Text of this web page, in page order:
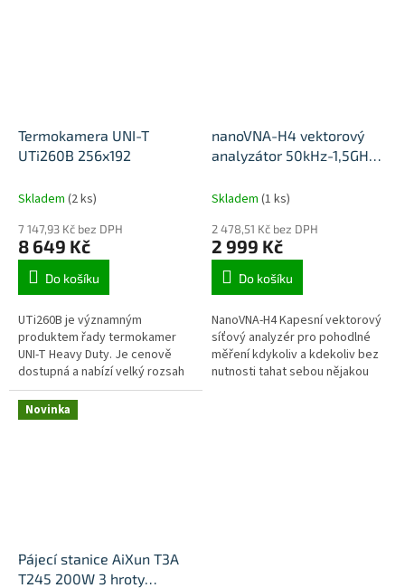
Termokamera UNI-T
UTi260B 256x192
Skladem (2 ks)
7 147,93 Kč bez DPH
8 649 Kč
Do košíku
UTi260B je významným
produktem řady termokamer
UNI-T Heavy Duty. Je cenově
dostupná a nabízí velký rozsah
teplot: -20℃~550℃. Má
rozlišení: 256×192 pixelů a
obsahuje 7 barevných...
nanoVNA-H4 vektorový
analyzátor 50kHz-1,5GHz
Skladem (1 ks)
2 478,51 Kč bez DPH
2 999 Kč
Do košíku
NanoVNA-H4 Kapesní vektorový
síťový analyzér pro pohodlné
měření kdykoliv a kdekoliv bez
nutnosti tahat sebou nějakou
Novinka
Pájecí stanice AiXun T3A
T245 200W 3 hroty